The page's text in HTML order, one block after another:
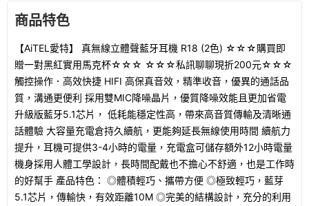
商品特色
【AiTEL愛特】 真無線立體聲藍牙耳機 R18 (2色) ☆☆☆購買即
贈一對黑紅實用馬克杯☆☆☆ ☆☆☆私訊聊聊現折200元☆☆☆
觸控操作．高效快捷 HIFI 高保真音效，精準收音，優異的通話品
質，溝通更便利 採用雙MIC降噪晶片，優質降噪效能且更加省電
升級版藍牙5.1芯片， 低耗能穩定性高，帶來高音質傳輸及清晰通
話體驗 大容量充電倉持久續航，更能夠延長無線使用時間 續航力
提升，耳機可提供3-4小時的電量，充電盒可儲存額外12小時電量
機身採用人體工學設計，長時間配戴也不擔心不舒適，也是工作時
的好幫手 產品特色： ◎體積輕巧、攜帶方便 ◎極致輕巧，藍芽
5.1芯片，傳輸快，有效距離10M ◎完美的結構設計，充分的利用